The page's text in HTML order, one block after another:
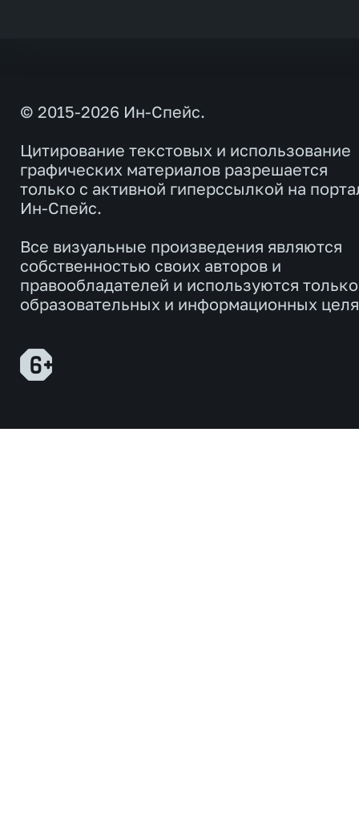
© 2015-2026 Ин-Спейс.
Цитирование текстовых и использование
графических материалов разрешается
только с активной гиперссылкой на
Ин-Спейс.
Все визуальные произведения являются
собственностью своих авторов и
правообладателей и используются
образовательных и информационных